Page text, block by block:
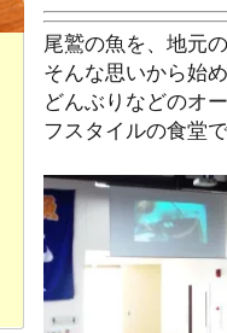
尾鷲の魚を、地元
そんな思いから始
どんぶりなどのオ
フスタイルの食堂